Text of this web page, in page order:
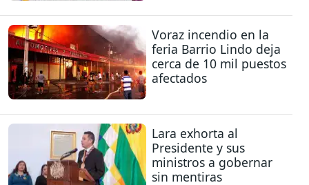
Voraz incendio en la
feria Barrio Lindo deja
cerca de 10 mil puestos
afectados
Lara exhorta al
Presidente y sus
ministros a gobernar
sin mentiras